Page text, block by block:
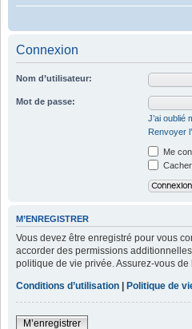
Connexion
Nom d’utilisateur:
Mot de passe:
J’ai oublié
Renvoyer
Me
M’ENREGISTRER
Vous devez être enregistré pour vous
accorder des permissions
politique de vie privée. Assurez-vous
Conditions d’utilisation | Politique de
M’enregistrer